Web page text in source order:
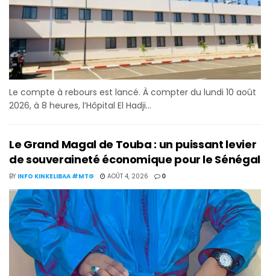
Le compte à rebours est lancé. À compter du lundi 10 août
2026, à 8 heures, l’Hôpital El Hadji...
Le Grand Magal de Touba : un puissant levier
de souveraineté économique pour le Sénégal
BY INFO KINKELIBAA #MTG AOÛT 4, 2026 0